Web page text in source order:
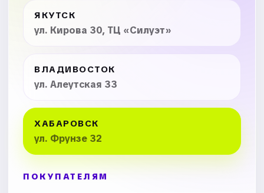
ЯКУТСК
ул. Кирова 30, ТЦ «Силуэт»
ВЛАДИВОСТОК
ул. Алеутская 33
ХАБАРОВСК
ул. Фрунзе 32
ПОКУПАТЕЛЯМ